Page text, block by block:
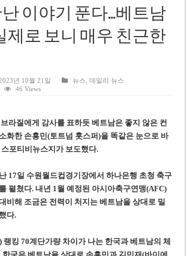
여파에 2분기 적자… 10월 임시 주총 개최
딸, 그룹 계열사 경영에 첫 등장
티 지분 전량 2억7000만 달러에 매각
수익 목표 자신…부동산 대출 비율 13% 고수
철 투자’ 호언장담 메콜로르 회장 체포
정보 공개 기준·절차 명확화
이야기 푼다…베트남
제로 보니 매우 친근한
년 10월 21일 뉴스 ,데일리 뉴스
46 Views
라질에게 감사를 표하듯 베트남은 좋지 않은 컨
화한 손흥민(토트넘 홋스퍼)을 똑같은 눈으로 바
포티비뉴스지가 보도했다.
17일 수원월드컵경기장에서 하나은행 초청 축구
펼쳤다. 내년 1월 예정된 아시아축구연맹(AFC)
비해 조금은 전력이 처지는 베트남을 상대로 밀
다.
킹 70계단가량 차이가 나는 한국과 베트남의 체